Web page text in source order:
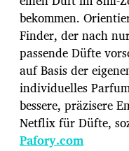
bekommen.
Finder, der nach
passende Düfte
auf Basis der
individuelles
bessere, präzisere
Netflix für Düfte,
Pafory.com